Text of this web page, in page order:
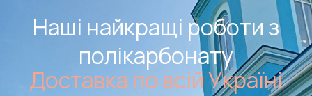
Наші найкращі роботи з
полікарбонату
Доставка по всій Україні